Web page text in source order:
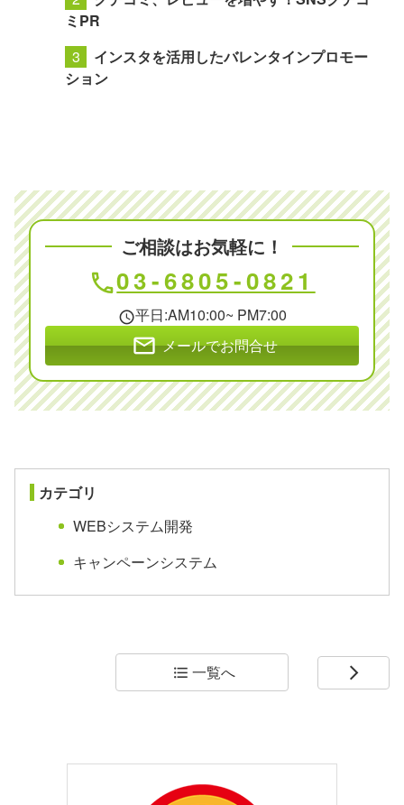
ミPR
インスタを活用したバレンタインプロモー
ション
ご相談はお気軽に！
phone03-6805-0821
schedule平日:AM10:00~ PM7:00
mail メールでお問合せ
カテゴリ
WEBシステム開発
キャンペーンシステム
format_list_bulleted 一覧へ arrow_forward_ios